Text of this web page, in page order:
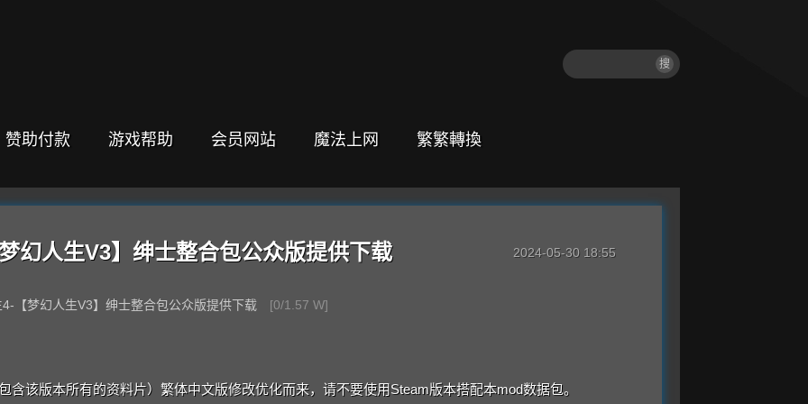
搜
赞助付款 游戏帮助 会员网站 魔法上网 繁繁轉換
2024-05-30 18:55
幻人生V3】绅士整合包公众版提供下载
【梦幻人生V3】绅士整合包公众版提供下载 [0/1.57 W]
该版本所有的资料片）繁体中文版修改优化而来，请不要使用Steam版本搭配本mod数据包。